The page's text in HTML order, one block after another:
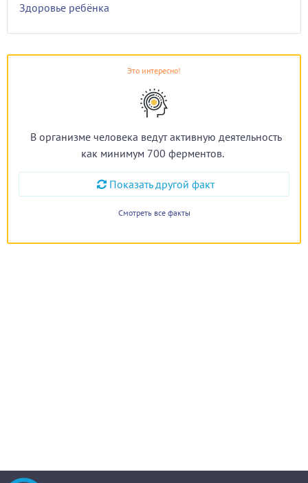
Здоровье ребёнка
Это интересно!
В организме человека ведут активную деятельность
как минимум 700 ферментов.
Показать другой факт
Смотреть все факты